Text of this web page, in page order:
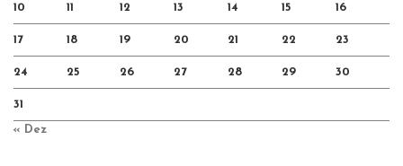
10 11 12 13 14 15 16
17 18 19 20 21 22 23
24 25 26 27 28 29 30
31
« Dez